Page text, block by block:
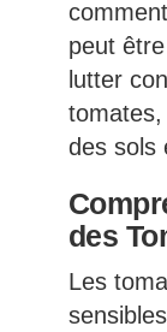
peut
lutter
des sols
des
Les